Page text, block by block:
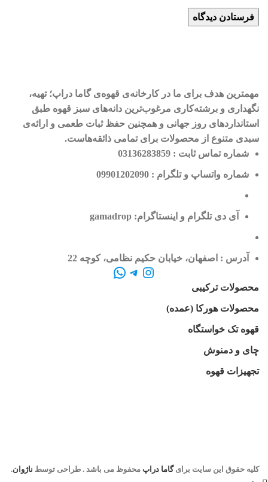
مهمترین هدف برای ما در کارخانه‌ی قهوه‌ی گاما دراپ؛ تهیه،
نگهداری و برشته‌کاری مرغوب‌ترین دانه‌های سبز قهوه طبق
استانداردهای روز جهانی و همچنین حفظ ثبات طعمی و ارائه‌ی
سبدی متنوع از محصولات برای تمامی ذائقه‌هاست.
شماره تماس ثابت : 03136283859
شماره واتساپ و تلگرام : 09901202090
آی دی تلگرام و اینستاگرام: gamadrop
آدرس : اصفهان، خیابان حکیم نظامی، کوچه 22
محصولات ترکیبی
محصولات هورکا (عمده)
قهوه تک خواستگاه
چای و دمنوش
تجهیزات قهوه
کلیه حقوق این سایت برایگاما دراپ محفوظ می باشد . طراحی توسط ناژوان.